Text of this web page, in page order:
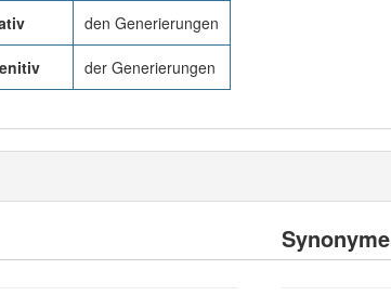
den Generierungen
der Generierungen
Synonyme